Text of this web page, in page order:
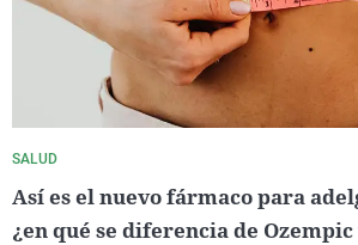
SALUD
Así es el nuevo fármaco para
¿en qué se diferencia de Ozempic